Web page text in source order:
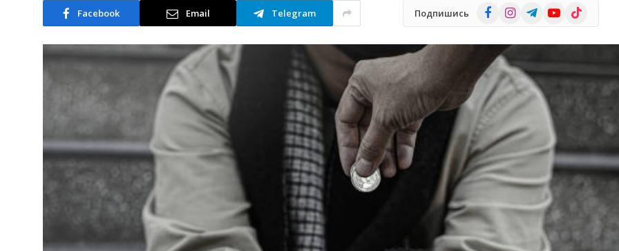
Facebook Email Telegram Подпишись FacebookInstagramTelegramYouTube
TikTok